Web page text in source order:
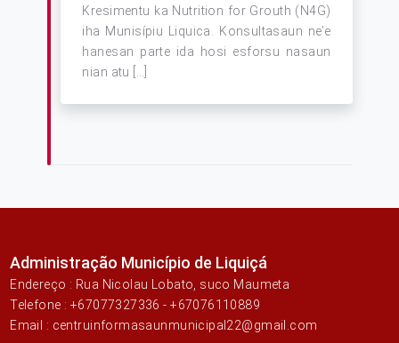
Kresimentu ka Nutrition for Grouth (N4G)
iha Munisípiu Liquica. Konsultasaun ne’e
hanesan parte ida hosi esforsu nasaun
nian atu […]
Administração Município de Liquiçá
Endereço : Rua Nicolau Lobato, suco Maumeta
Telefone : +67077327336 - +67076110889
Email : centruinformasaunmunicipal22@gmail.com